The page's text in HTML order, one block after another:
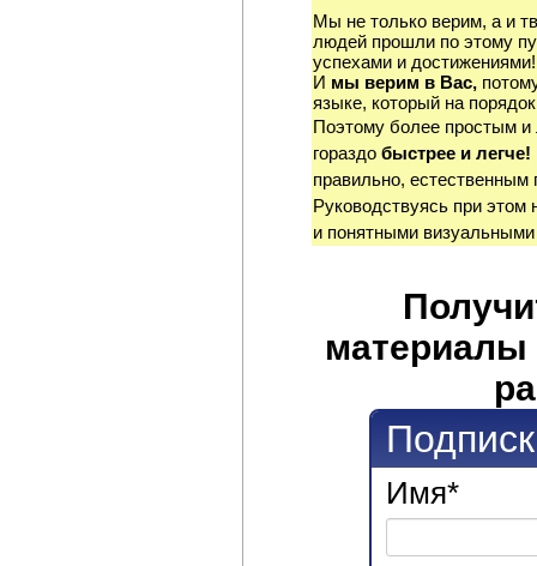
Мы не только верим, а и
людей прошли по этому
успехами и достижениями!
И мы верим в Вас,
языке, который на
Поэтому более простым
гораздо быстрее и легче!
правильно, естественным
Руководствуясь при
и понятными
материалы
Имя*